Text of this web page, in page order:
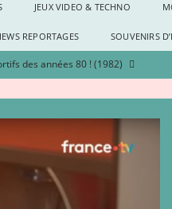
JEUX VIDEO & TECHNO
REPORTAGES SOUVENIRS
des années 80 ! (1982)
Ra
SOUVENIRS D'ENFANCE
! le jeu
JEUX ET JOUETS
VIDEO & TECHNO
passés au JT de Antenne 2 !!